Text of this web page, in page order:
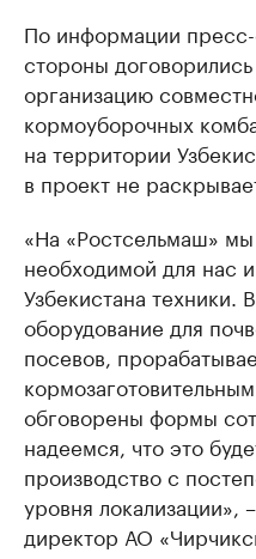
По информации
стороны
организацию
кормоуборочных
на территории
в проект не
«На «Ростсельмаш»
необходимой для нас
Узбекистана техники.
оборудование для
посевов,
обговорены формы
надеемся, что это
производство с
уровня локализации»,
директор АО